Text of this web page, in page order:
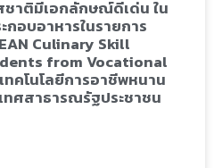
าติมีเอกลักษณ์ดีเด่น ใน
กอบอาหารในรายการ
Culinary Skill
from Vocational
คโนโลยีการอาชีพหนาน
ศสาธารณรัฐประชาชน